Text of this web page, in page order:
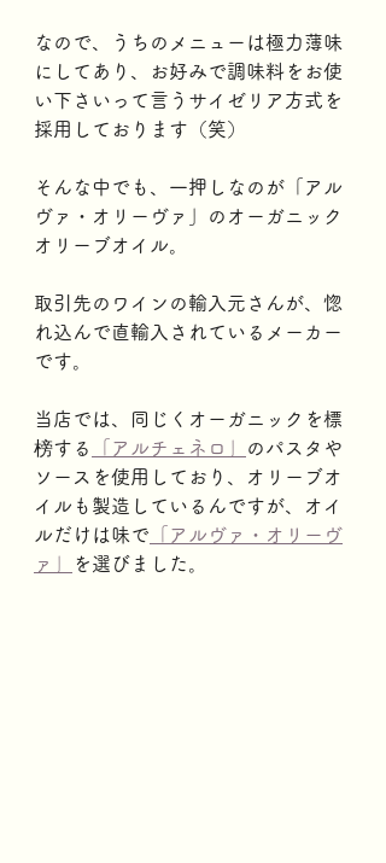
なので、うちのメニューは極力薄味
にしてあり、お好みで調味料をお使
い下さいって言うサイゼリア方式を
採用しております（笑）
そんな中でも、一押しなのが「アル
ヴァ・オリーヴァ」のオーガニック
オリーブオイル。
取引先のワインの輸入元さんが、惚
れ込んで直輸入されているメーカー
です。
当店では、同じくオーガニックを標
榜する
「アルチェネロ」
のパスタや
ソースを使用しており、オリーブオ
イルも製造しているんですが、オイ
ルだけは味で 「アルヴァ・オリーヴ
ァ」
を選びました。